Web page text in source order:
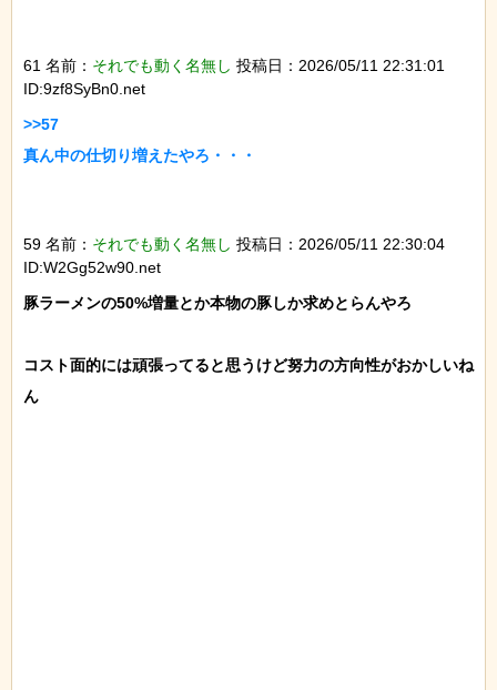
61 名前： それでも動く名無し 投稿日：2026/05/11 22:31:01
ID:9zf8SyBn0.net
>>57
真ん中の仕切り増えたやろ・・・
59 名前： それでも動く名無し 投稿日：2026/05/11 22:30:04
ID:W2Gg52w90.net
豚ラーメンの50%増量とか本物の豚しか求めとらんやろ
コスト面的には頑張ってると思うけど努力の方向性がおかしいね
ん